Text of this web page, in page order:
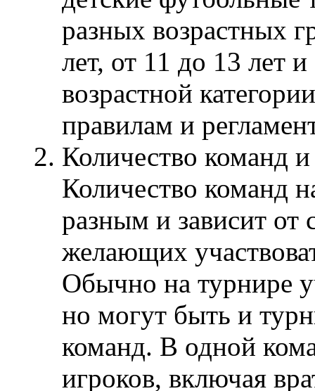
разных возрастных
лет, от 11 до 13 лет
возрастной
правилам и
Количество команд
Количество команд
разным и зависит от
желающих
Обычно на турнире
но могут быть и
команд. В одной
игроков, включая